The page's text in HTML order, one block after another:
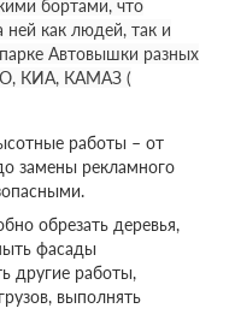
бортами, что
ней как людей, так и
Автовышки разных
КИА, КАМАЗ (
работы – от
замены рекламного
обрезать деревья,
фасады
другие работы,
выполнять